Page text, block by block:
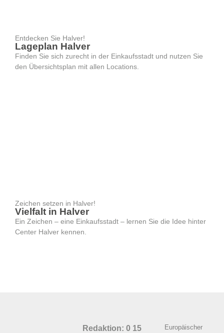
Entdecken Sie Halver!
Lageplan Halver
Finden Sie sich zurecht in der Einkaufsstadt und nutzen Sie
den Übersichtsplan mit allen Locations.
Zeichen setzen in Halver!
Vielfalt in Halver
Ein Zeichen – eine Einkaufsstadt – lernen Sie die Idee hinter
Center Halver kennen.
Redaktion: 0 15
Europäischer